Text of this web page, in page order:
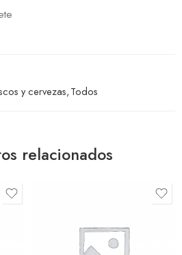
y cervezas,Todos
relacionados